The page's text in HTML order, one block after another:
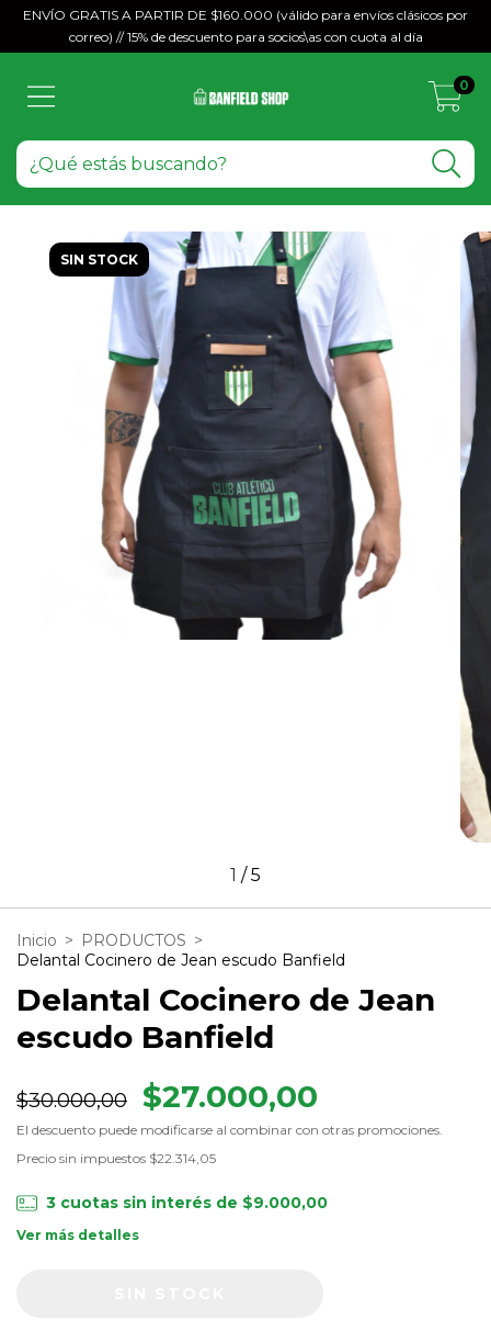
ENVÍO GRATIS A PARTIR DE $160.000 (válido para envíos clásicos por
correo) // 15% de descuento para socios\as con cuota al día
0
SIN STOCK
1 /5
Inicio > PRODUCTOS >
Delantal Cocinero de Jean escudo Banfield
Delantal Cocinero de Jean
escudo Banfield
$30.000,00 $27.000,00
El descuento puede modificarse al combinar con otras promociones.
Precio sin impuestos $22.314,05
3 cuotas sin interés de $9.000,00
Ver más detalles